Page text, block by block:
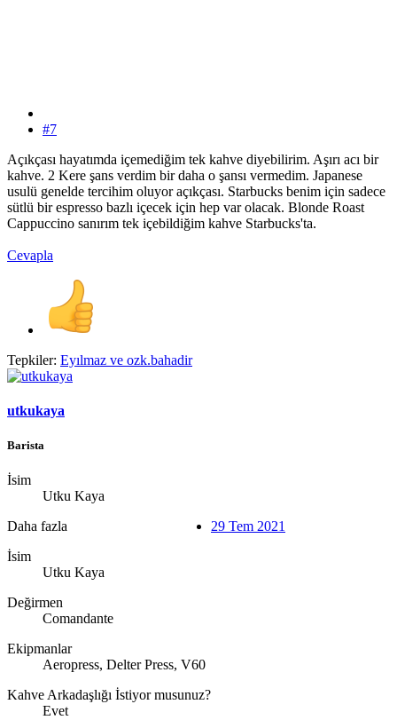
#7
Açıkçası hayatımda içemediğim tek kahve diyebilirim. Aşırı acı bir
kahve. 2 Kere şans verdim bir daha o şansı vermedim. Japanese
usulü genelde tercihim oluyor açıkçası. Starbucks benim için sadece
sütlü bir espresso bazlı içecek için hep var olacak. Blonde Roast
Cappuccino sanırım tek içebildiğim kahve Starbucks'ta.
Cevapla
Tepkiler: Eyılmaz ve ozk.bahadir
utkukaya
Barista
İsim
Utku Kaya
Daha fazla
İsim
Utku Kaya
Değirmen
Comandante
Ekipmanlar
Aeropress, Delter Press, V60
Kahve Arkadaşlığı İstiyor musunuz?
Evet
29 Tem 2021